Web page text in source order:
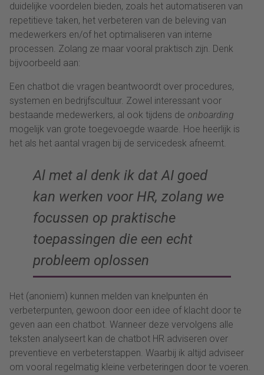
duidelijke voordelen bieden, zoals het automatiseren van
repetitieve taken, het verbeteren van de beleving van
medewerkers en/of het optimaliseren van interne
processen. Zolang ze maar vooral praktisch zijn. Denk
bijvoorbeeld aan:
Een chatbot die vragen beantwoordt over procedures,
systemen en bedrijfscultuur. Zowel interessant voor
bestaande medewerkers, al ook tijdens de onboarding
mogelijk van grote toegevoegde waarde. Hoe heerlijk is
het als het aantal vragen bij de servicedesk afneemt.
Al met al denk ik dat AI goed
kan werken voor HR, zolang we
focussen op praktische
toepassingen die een echt
probleem oplossen
Het (anoniem) kunnen melden van knelpunten én
verbeterpunten, gewoon door een idee of klacht door te
geven aan een chatbot. Wanneer deze vervolgens alle
teksten analyseert kan de chatbot HR adviseren over
preventieve en verbeterstappen. Waarbij ik altijd adviseer
om vooral regelmatig kleine verbeteringen door te voeren.